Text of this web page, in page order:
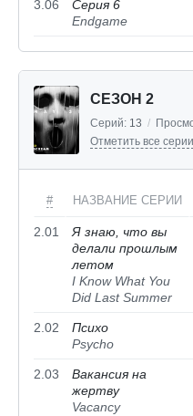
3.06
Серия 6
Endgame
СЕЗОН 2
Серий: 13 /
Отметить все серии
# НАЗВАНИЕ СЕРИИ
2.01
Я знаю, что вы
делали прошлым
летом
I Know What You
Did Last Summer
2.02
Психо
Psycho
2.03
Вакансия на
жертву
Vacancy